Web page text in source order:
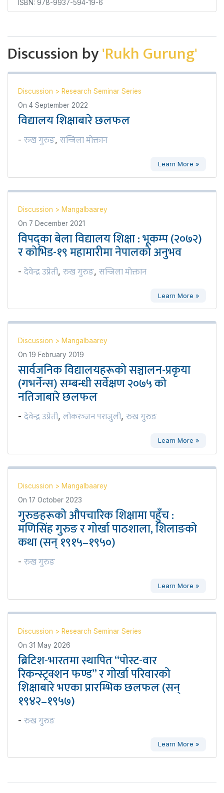
ISBN: 978-9937-594-19-6
Discussion by'Rukh Gurung'
Discussion > Research Seminar Series
On 4 September 2022
विद्यालय शिक्षाबारे छलफल
- रुख गुरुङ, सन्जिला मोक्तान
Learn More »
Discussion > Mangalbaarey
On 7 December 2021
विपद्का बेला विद्यालय शिक्षा : भूकम्प (२०७२)
र कोभिड-१९ महामारीमा नेपालको अनुभव
- देवेन्द्र उप्रेती, रुख गुरुङ, सन्जिला मोक्तान
Learn More »
Discussion > Mangalbaarey
On 19 February 2019
सार्वजनिक विद्यालयहरूको सञ्चालन-प्रकृया
(गभर्नेन्स) सम्बन्धी सर्वेक्षण २०७५ को
नतिजाबारे छलफल
- देवेन्द्र उप्रेती, लोकरञ्‍जन पराजुली, रुख गुरुङ
Learn More »
Discussion > Mangalbaarey
On 17 October 2023
गुरुङहरूको औपचारिक शिक्षामा पहुँच :
मणिसिंह गुरुङ र गोर्खा पाठशाला, शिलाङको
कथा (सन् १९१५–१९५०)
- रुख गुरुङ
Learn More »
Discussion > Research Seminar Series
On 31 May 2026
ब्रिटिश-भारतमा स्थापित “पोस्ट-वार
रिकन्स्ट्रक्शन फण्ड” र गोर्खा परिवारको
शिक्षाबारे भएका प्रारम्भिक छलफल (सन्
१९४२–१९५७)
- रुख गुरुङ
Learn More »